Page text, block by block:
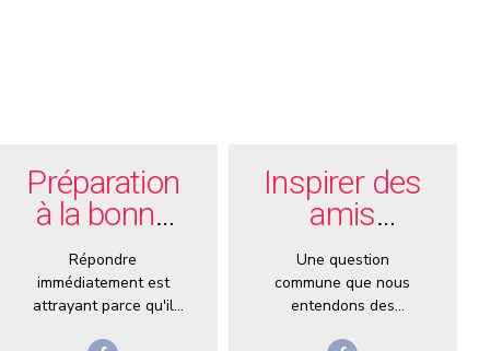
Préparation
à la bonne
alimentation
mensuelle
Répondre
immédiatement est
attrayant parce qu'il
Inspirer des
amis
résistants à
vivre en
meilleure
santé
Une question
commune que nous
entendons des